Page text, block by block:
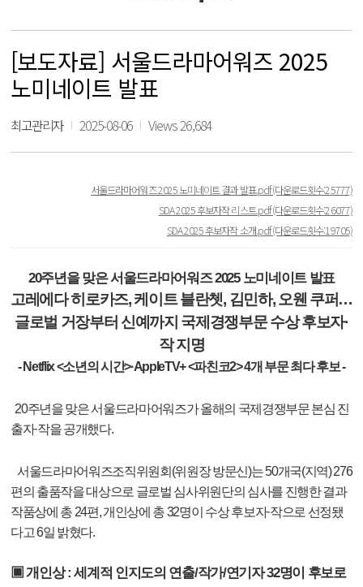
[보도자료] 서울드라마어워즈 2025
노미네이트 발표
최고관리자 2025-08-06 Views 26,684
서울드라마어워즈 2025 노미네이트 결과 발표.pdf(다운로드횟수:25777)
SDA 2025 후보자작 리스트.pdf(다운로드횟수:26077)
SDA 2025 후보자작 소개.pdf(다운로드횟수:19705)
20주년을 맞은 서울드라마어워즈2025 노미네이트 발표
고레에다 히로카즈,케이트 블란쳇, 김민하,오웬 쿠퍼…
글로벌 거장부터 신예까지 국제경쟁부문 수상 후보자·
작 지명
- Netflix <소년의 시간>·AppleTV+ <파친코2> 4개 부문 최다 후보-
20주년을 맞은 서울드라마어워즈가 올해의 국제경쟁부문 본심 진
출자·작을 공개했다.
서울드라마어워즈조직위원회 (위원장 방문신)는50개국(지역) 276
편의 출품작을 대상으로 글로벌 심사위원단의 심사를 진행한 결과
작품상에 총 24편,개인상에 총32명이 수상 후보자·작으로 선정됐
다고6일 밝혔다.
▣개인상:세계적 인지도의 연출/작가/연기자32명이 후보로